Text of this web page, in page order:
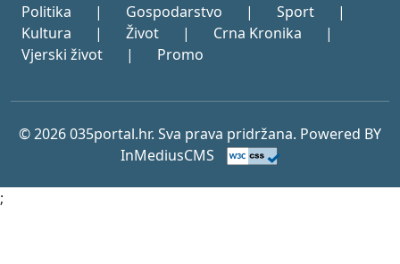
Politika | Gospodarstvo | Sport
|
Kultura
| Život | Crna Kronika
|
Vjerski život
| Promo
© 2026 035portal.hr. Sva prava pridržana. Powered BY
InMediusCMS
;